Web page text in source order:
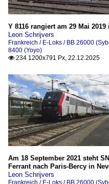
Y 8116 rangiert am 29 Mai
Leon Schrijvers
Frankreich / E-Loks / BB 26000
8400 (Yoyo)
 234 1200x791 Px, 22.12.2025
Am 18 September 2021 steht
Ferrant nach Paris-Bercy in
Leon Schrijvers
Frankreich / E-Loks / BB 26000